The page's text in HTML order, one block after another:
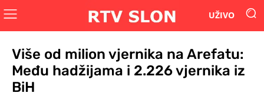
UŽIVO
Više od milion vjernika na Arefatu:
Među hadžijama i 2.226 vjernika iz
BiH